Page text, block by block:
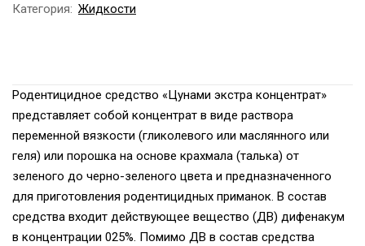
Категория: Жидкости
Родентицидное средство «Цунами экстра концентрат»
представляет собой концентрат в виде раствора
переменной вязкости (гликолевого или маслянного или
геля) или порошка на основе крахмала (талька) от
зеленого до черно-зеленого цвета и предназначенного
для приготовления родентицидных приманок. В состав
средства входит действующее вещество (ДВ) дифенакум
в концентрации 025%. Помимо ДВ в состав средства